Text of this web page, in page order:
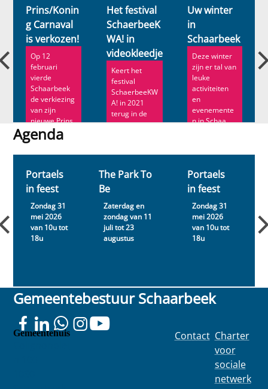
Prins/Konin
g Carnaval
is verkozen!
Op 12
februari
vierde
Schaarbeek
de verkiezing
van zijn
nieuwe Prins
C...
Het festival
SchaerbeeK
WA! in
videokleedje
Keert het
festival
SchaerbeeKW
A! in 2021
terug in de
vorm van een
Uw winter
in
Schaarbeek
Deze winter
zijn er tal van
leuke
activiteiten
en
evenemente
n in Schaa...
Agenda
Agenda
Portaels
in feest
Zondag 31
mei 2026
van 10u tot
18u
The Park To
Be
Zaterdag en
zondag van 11
juli tot 23
augustus
Portaels
in feest
Zondag 31
mei 2026
van 10u tot
18u
Gemeentebestuur Schaarbeek
Gemeentehuis Contact Charter
voor
sociale
netwerk